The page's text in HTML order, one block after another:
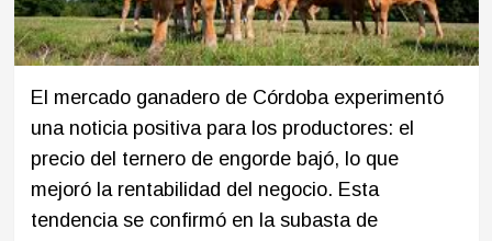
El mercado ganadero de Córdoba experimentó
una noticia positiva para los productores: el
precio del ternero de engorde bajó, lo que
mejoró la rentabilidad del negocio. Esta
tendencia se confirmó en la subasta de